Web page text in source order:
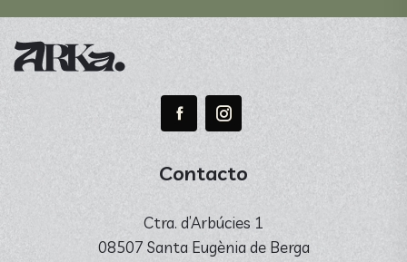
Contacto
Ctra. d’Arbúcies 1
08507 Santa Eugènia de Berga